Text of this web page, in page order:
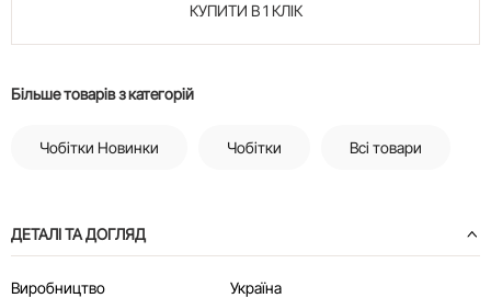
КУПИТИ В 1 КЛІК
Більше товарів з категорій
Чобітки Новинки Чобітки Всі товари
ДЕТАЛІ ТА ДОГЛЯД
Виробництво
Україна